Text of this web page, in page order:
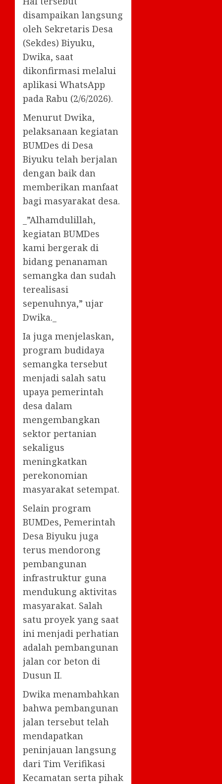
disampaikan langsung
oleh Sekretaris Desa
(Sekdes) Biyuku,
Dwika, saat
dikonfirmasi melalui
aplikasi WhatsApp
pada Rabu (2/6/2026).
Menurut Dwika,
pelaksanaan kegiatan
BUMDes di Desa
Biyuku telah berjalan
dengan baik dan
memberikan manfaat
bagi masyarakat desa.
_”Alhamdulillah,
kegiatan BUMDes
kami bergerak di
bidang penanaman
semangka dan sudah
terealisasi
sepenuhnya,” ujar
Dwika._
Ia juga menjelaskan,
program budidaya
semangka tersebut
menjadi salah satu
upaya pemerintah
desa dalam
mengembangkan
sektor pertanian
sekaligus
meningkatkan
perekonomian
masyarakat setempat.
Selain program
BUMDes, Pemerintah
Desa Biyuku juga
terus mendorong
pembangunan
infrastruktur guna
mendukung aktivitas
masyarakat. Salah
satu proyek yang saat
ini menjadi perhatian
adalah pembangunan
jalan cor beton di
Dusun II.
Dwika menambahkan
bahwa pembangunan
jalan tersebut telah
mendapatkan
peninjauan langsung
dari Tim Verifikasi
Kecamatan serta pihak